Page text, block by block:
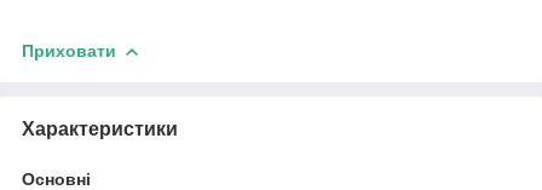
Приховати
Характеристики
Основні